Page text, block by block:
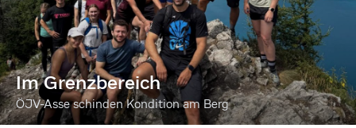
Im Grenzbereich
ÖJV-Asse schinden Kondition am Berg